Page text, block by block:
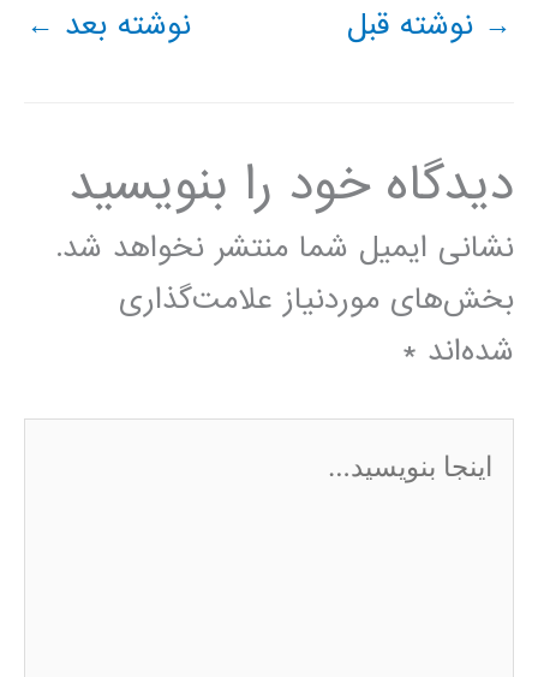
→ نوشته قبل نوشته بعد ←
دیدگاه‌ خود را بنویسید
نشانی ایمیل شما منتشر نخواهد شد.
بخش‌های موردنیاز علامت‌گذاری
شده‌اند *
اینجا
بنویسید…